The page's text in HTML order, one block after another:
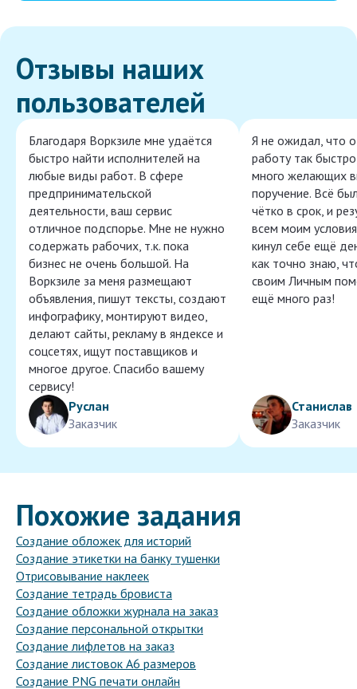
Отзывы наших
пользователей
Благодаря Воркзиле мне удаётся
быстро найти исполнителей на
любые виды работ. В сфере
предпринимательской
деятельности, ваш сервис
отличное подспорье. Мне не нужно
содержать рабочих, т.к. пока
бизнес не очень большой. На
Воркзиле за меня размещают
объявления, пишут тексты, создают
инфографику, монтируют видео,
делают сайты, рекламу в яндексе и
соцсетях, ищут поставщиков и
многое другое. Спасибо вашему
сервису!
Руслан
Заказчик
Я не ожидал, что
работу так
много желающих
поручение. Всё
чётко в срок, и
всем моим
кинул себе ещё
как точно знаю,
своим Личным
ещё много раз!
Станислав
Заказчик
Похожие задания
Создание обложек для историй
Создание этикетки на банку тушенки
Отрисовывание наклеек
Создание тетрадь бровиста
Создание обложки журнала на заказ
Создание персональной открытки
Создание лифлетов на заказ
Создание листовок A6 размеров
Создание PNG печати онлайн